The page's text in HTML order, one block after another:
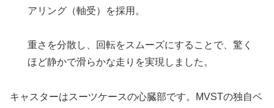
アリング（軸受）を採用。
重さを分散し、回転をスムーズにすることで、驚く
ほど静かで滑らかな走りを実現しました。
キャスターはスーツケースの心臓部です。MVSTの独自ベ